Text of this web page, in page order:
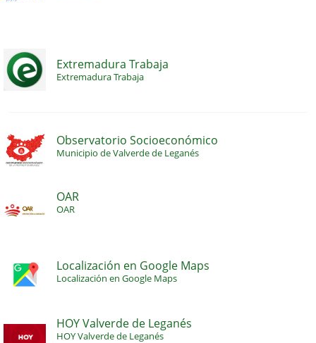
Extremadura Trabaja
Extremadura Trabaja
Observatorio Socioeconómico
Municipio de Valverde de Leganés
OAR
OAR
Localización en Google Maps
Localización en Google Maps
HOY Valverde de Leganés
HOY Valverde de Leganés